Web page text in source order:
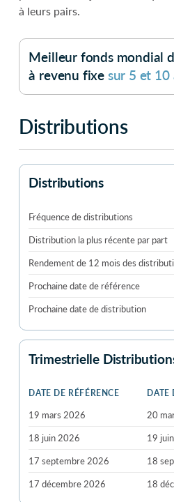
à leurs pairs.
Meilleur fonds mondial
à revenu fixesur 5 et 10
Distributions
Distributions
Fréquence de distributions
Distribution la plus récente par part
Rendement de 12 mois des
Prochaine date de référence
Prochaine date de distribution
Trimestrielle
DATE DE RÉFÉRENCE DATE
19 mars 2026
20
18 juin 2026
19
17 septembre 2026
18
17 décembre 2026
18